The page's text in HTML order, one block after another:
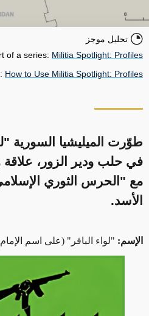
تحليل موجز
of a series: Militia Spotlight: Profiles
How to Use Militia Spotlight: Profiles
طوّرت الميليشيا السورية
في حلب ودير الزور، علاقة
مع "الحرس الثوري
الأسد.
الإسم: "لواء الباقر" (على اسم